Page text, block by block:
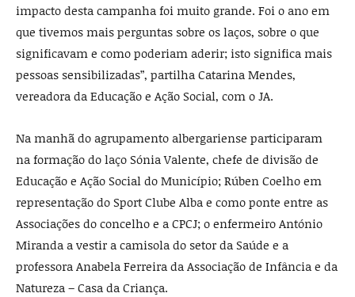
impacto desta campanha foi muito grande. Foi o ano em
que tivemos mais perguntas sobre os laços, sobre o que
significavam e como poderiam aderir; isto significa mais
pessoas sensibilizadas”, partilha Catarina Mendes,
vereadora da Educação e Ação Social, com o JA.
Na manhã do agrupamento albergariense participaram
na formação do laço Sónia Valente, chefe de divisão de
Educação e Ação Social do Município; Rúben Coelho em
representação do Sport Clube Alba e como ponte entre as
Associações do concelho e a CPCJ; o enfermeiro António
Miranda a vestir a camisola do setor da Saúde e a
professora Anabela Ferreira da Associação de Infância e da
Natureza – Casa da Criança.